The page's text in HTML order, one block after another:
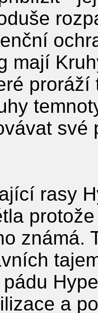
mají
své
rasy
známá.
a